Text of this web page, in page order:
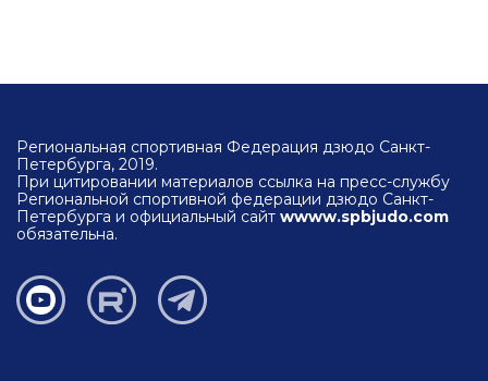
Региональная спортивная Федерация дзюдо Санкт-
Петербурга, 2019.
При цитировании материалов ссылка на пресс-службу
Региональной спортивной федерации дзюдо Санкт-
Петербурга и официальный сайт wwww.spbjudo.com
обязательна.